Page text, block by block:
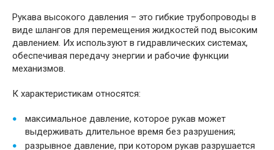
Рукава высокого давления – это гибкие трубопроводы в
виде шлангов для перемещения жидкостей под высоким
давлением. Их используют в гидравлических системах,
обеспечивая передачу энергии и рабочие функции
механизмов.
К характеристикам относятся:
максимальное давление, которое рукав может
выдерживать длительное время без разрушения;
разрывное давление, при котором рукав разрушается